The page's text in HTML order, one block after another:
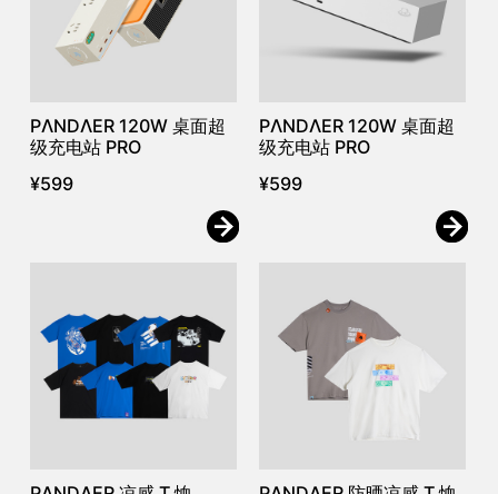
PΛNDΛER 120W 桌面超
级充电站 PRO
¥599
PΛNDΛER 120W 桌面超
级充电站 PRO
¥599